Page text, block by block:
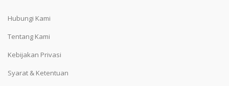
Hubungi Kami
Tentang Kami
Kebijakan Privasi
Syarat & Ketentuan